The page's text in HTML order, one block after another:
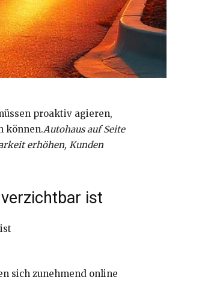
proaktiv agieren,
können.Autohaus auf Seite
erhöhen, Kunden
ist
sich zunehmend online